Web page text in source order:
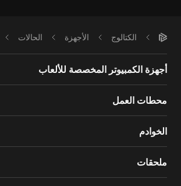
الكتالوج الأجهزة الحالات
أجهزة الكمبيوتر المخصصة للألعاب
محطات العمل
الخوادم
ملحقات